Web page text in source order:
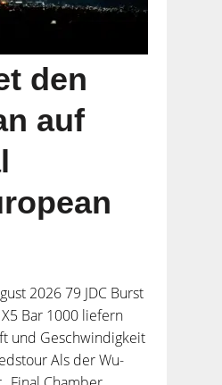
den
auf
2026 79 JDC Burst
Bar 1000 liefern
und Geschwindigkeit
Als der Wu-